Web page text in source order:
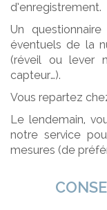
Un
éventuels de la
(réveil ou lever
capteur…).
Vous repartez
Le lendemain,
notre service
mesures (de